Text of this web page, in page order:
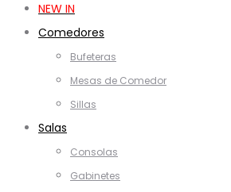
NEW IN
Comedores
Bufeteras
Mesas de Comedor
Sillas
Salas
Consolas
Gabinetes